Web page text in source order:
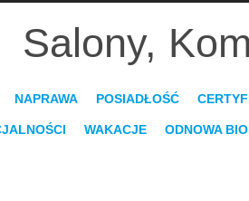
Salony,
NAPRAWA POSIADŁOŚĆ
WAKACJE ODNOWA